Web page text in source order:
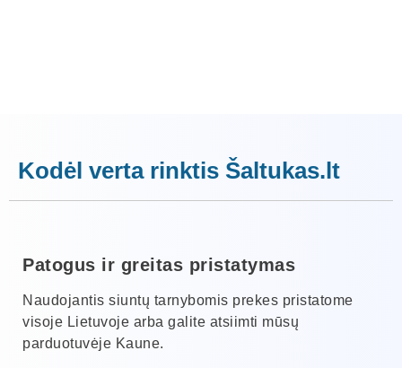
Kodėl verta rinktis Šaltukas.lt
Patogus ir greitas pristatymas
Naudojantis siuntų tarnybomis prekes pristatome
visoje Lietuvoje arba galite atsiimti mūsų
parduotuvėje Kaune.